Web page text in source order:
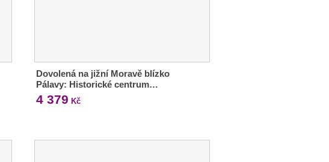
Dovolená na jižní Moravě blízko
Pálavy: Historické centrum…
4 379 Kč